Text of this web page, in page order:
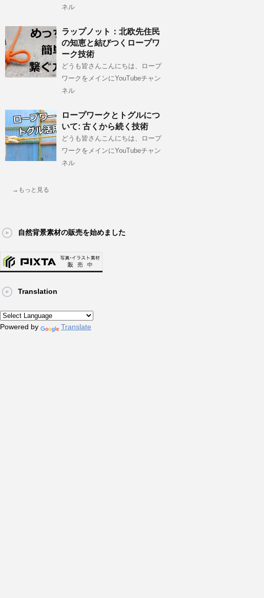
ネル
ラップノット：北欧先住民
の知恵と結びつくロープワ
ーク技術
どうも皆さんこんにちは、ロープ
ワークをメインにYouTubeチャン
ネル
ロープワークとトグルにつ
いて: 古くから続く技術
どうも皆さんこんにちは、ロープ
ワークをメインにYouTubeチャン
ネル
→もっと見る
自然背景素材の販売を始めました
Translation
Powered by Translate